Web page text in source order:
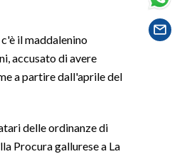
il maddalenino
accusato di avere
a partire dall'aprile del
delle ordinanze di
Procura gallurese a La